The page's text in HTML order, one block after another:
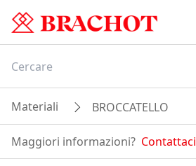
Materiali BROCCATELLO
Maggiori informazioni?